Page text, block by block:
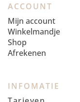
ACCOUNT
Mijn account
Winkelmandje
Shop
Afrekenen
INFOMATIE